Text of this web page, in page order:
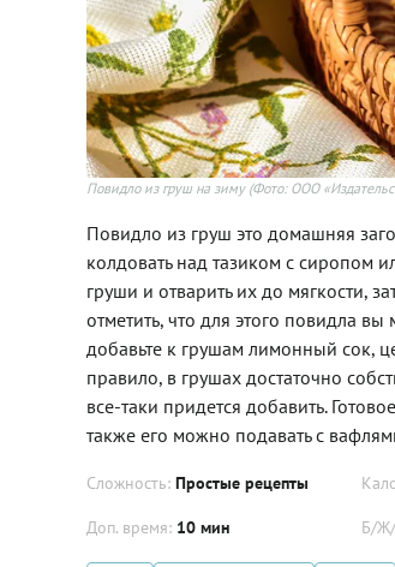
Повидло из груш на зиму(Фото: ООО
Повидло из груш это домашняя
колдовать над тазиком с сиропом
груши и отварить их до мягкости,
отметить, что для этого повидла
добавьте к грушам лимонный сок,
правило, в грушах достаточно
все-таки придется добавить.
также его можно подавать с
Сложность: Простые рецепты
Доп. время: 10 мин Б/